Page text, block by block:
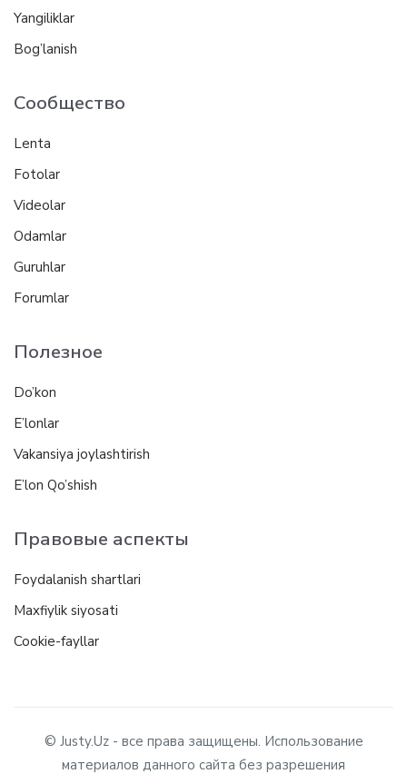
Yangiliklar
Bog’lanish
Сообщество
Lenta
Fotolar
Videolar
Odamlar
Guruhlar
Forumlar
Полезное
Do’kon
E’lonlar
Vakansiya joylashtirish
E’lon Qo’shish
Правовые аспекты
Foydalanish shartlari
Maxfiylik siyosati
Cookie-fayllar
© Justy.Uz - все права защищены. Использование
материалов данного сайта без разрешения